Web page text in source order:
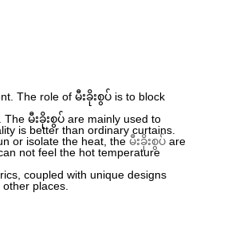
The role of မီးခိုးစွပ် is to block
မီးခိုးစွပ် are mainly used to
is better than ordinary curtains.
or isolate the heat, the မီးခိုးစွပ် are
not feel the hot temperature
coupled with unique designs
places.